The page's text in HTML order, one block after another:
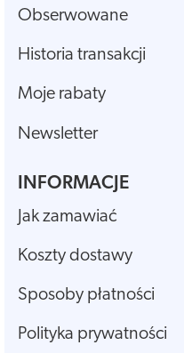
Obserwowane
Historia transakcji
Moje rabaty
Newsletter
INFORMACJE
Jak zamawiać
Koszty dostawy
Sposoby płatności
Polityka prywatności